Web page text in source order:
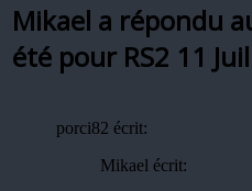
Mikael a répondu
été pour RS2 11
porci82 écrit:
Mikael écrit: